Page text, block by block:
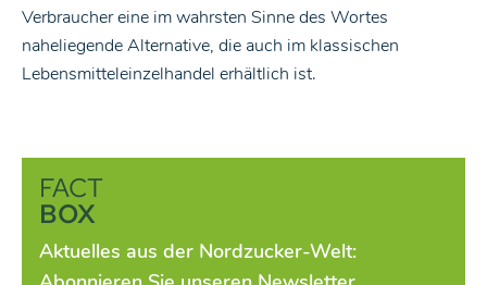
Verbraucher eine im wahrsten Sinne des Wortes
naheliegende Alternative, die auch im klassischen
Lebensmitteleinzelhandel erhältlich ist.
FACT
BOX
Aktuelles aus der Nordzucker-Welt: